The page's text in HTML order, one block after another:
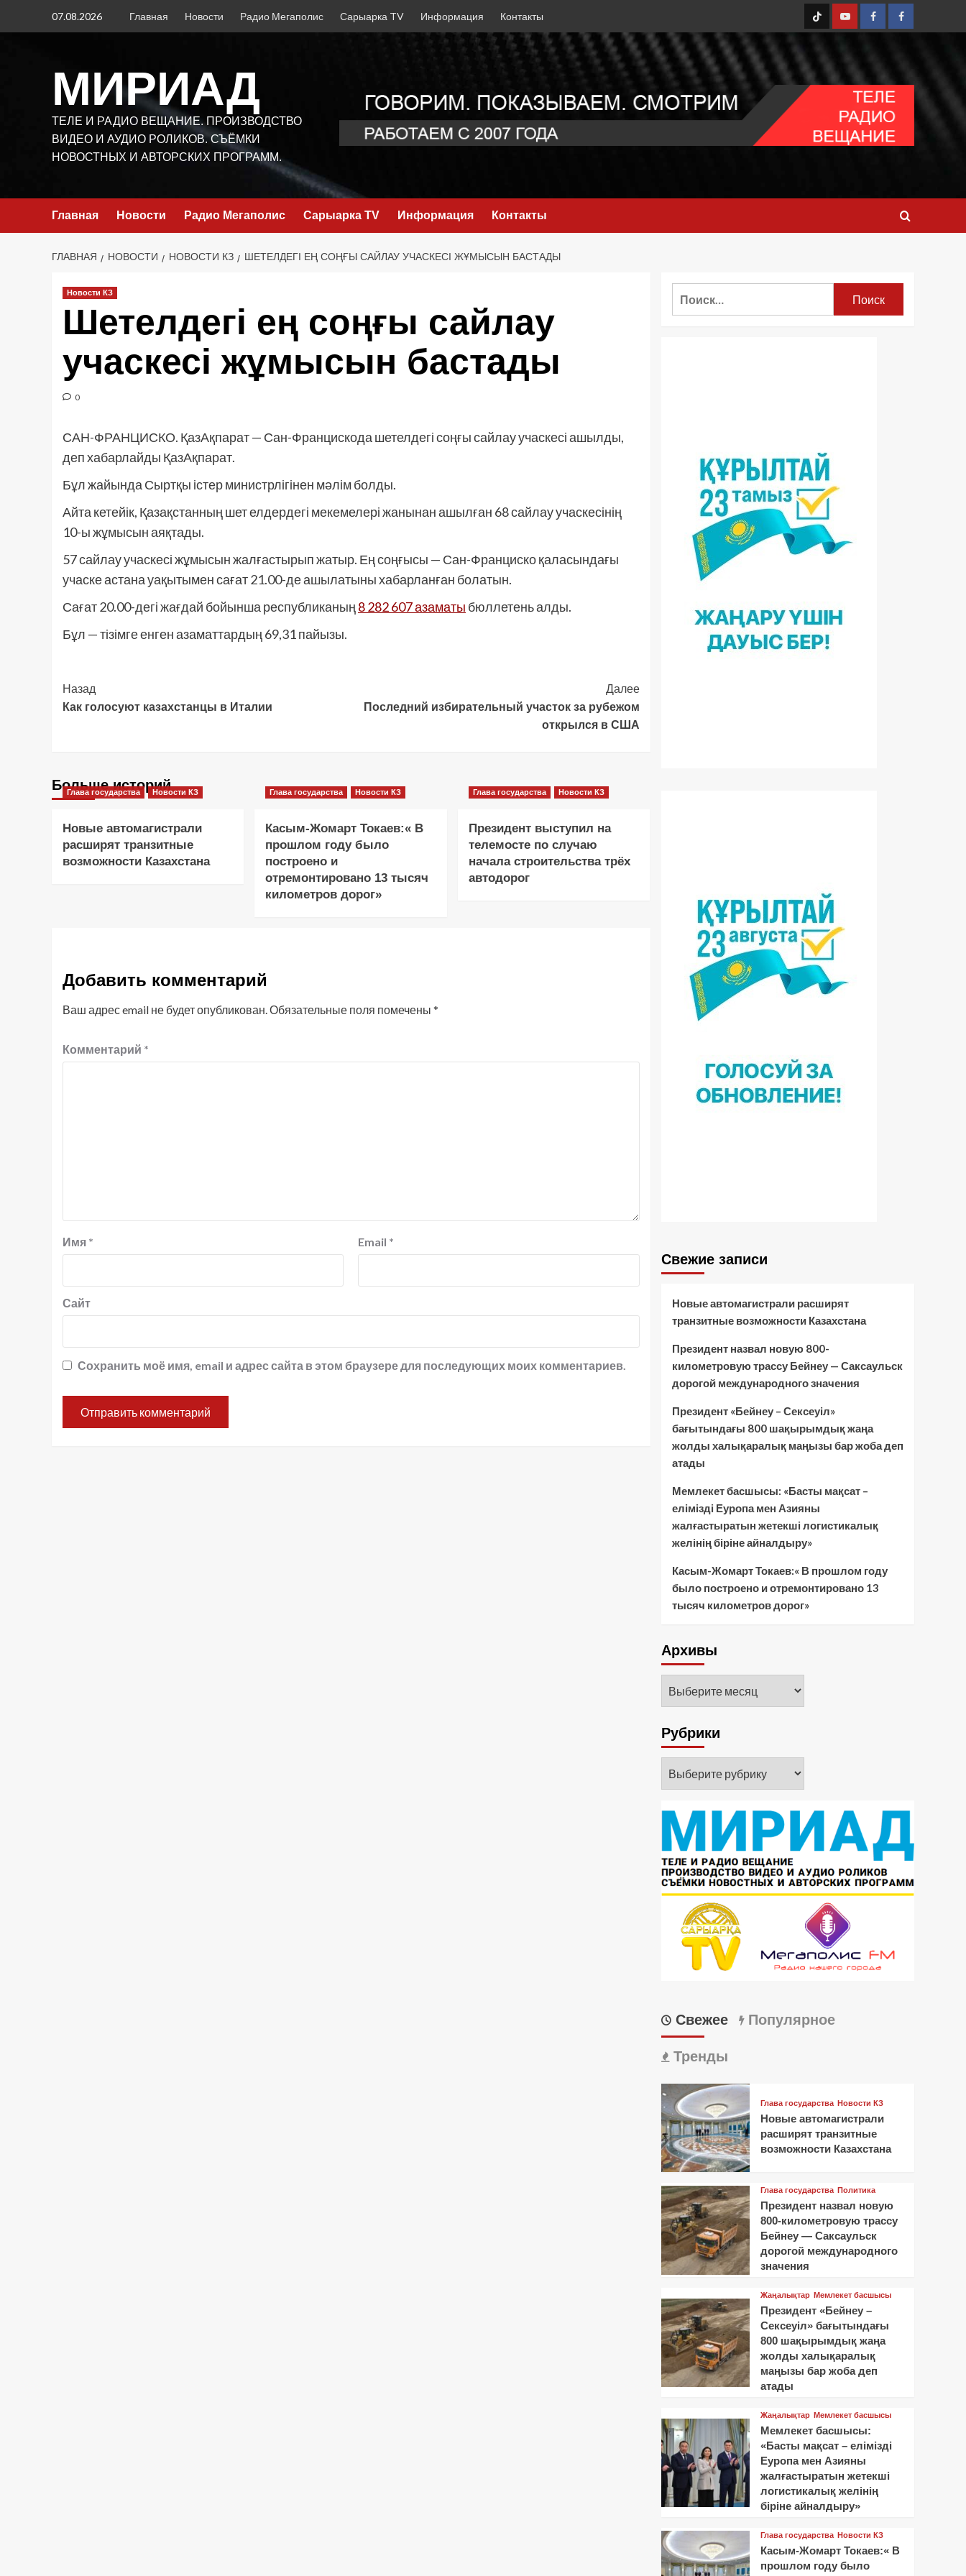
07.08.2026 Главная Новости Радио Мегаполис Сарыарка TV Информация Контакты
TT YoutubeFB1 FB2
МИРИАД
ТЕЛЕ И РАДИО ВЕЩАНИЕ. ПРОИЗВОДСТВО
ВИДЕО И АУДИО РОЛИКОВ. СЪЁМКИ
НОВОСТНЫХ И АВТОРСКИХ ПРОГРАММ.
Главная Новости Радио Мегаполис Сарыарка TV Информация Контакты
ГЛАВНАЯ НОВОСТИ НОВОСТИ КЗ ШЕТЕЛДЕГІ ЕҢ СОҢҒЫ САЙЛАУ УЧАСКЕСІ ЖҰМЫСЫН БАСТАДЫ
Новости КЗ
Шетелдегі ең соңғы сайлау
учаскесі жұмысын бастады
0
САН-ФРАНЦИСКО. ҚазАқпарат — Сан-Францискода шетелдегі соңғы сайлау учаскесі ашылды,
деп хабарлайды ҚазАқпарат.
Бұл жайында Сыртқы істер министрлігінен мәлім болды.
Айта кетейік, Қазақстанның шет елдердегі мекемелері жанынан ашылған 68 сайлау учаскесінің
10-ы жұмысын аяқтады.
57 сайлау учаскесі жұмысын жалғастырып жатыр. Ең соңғысы — Сан-Франциско қаласындағы
учаске астана уақытымен сағат 21.00-де ашылатыны хабарланған болатын.
Сағат 20.00-дегі жағдай бойынша республиканың 8 282 607 азаматы бюллетень алды.
Бұл — тізімге енген азаматтардың 69,31 пайызы.
Post
Navigation
Назад
Как голосуют казахстанцы в Италии
Далее
Последний избирательный участок за рубежом
открылся в США
Больше историй
Глава государства Новости КЗ
Новые автомагистрали
расширят транзитные
возможности Казахстана
Глава государства Новости КЗ
Касым-Жомарт Токаев:« В
прошлом году было
построено и
отремонтировано 13 тысяч
километров дорог»
Глава государства Новости КЗ
Президент выступил на
телемосте по случаю
начала строительства трёх
автодорог
Добавить комментарий
Ваш адрес email не будет опубликован.Обязательные поля помечены *
Комментарий *
Имя * Email *
Сайт
Сохранить моё имя, email и адрес сайта в этом браузере для последующих моих комментариев.
Свежие записи
Новые автомагистрали расширят
транзитные возможности Казахстана
Президент назвал новую 800-
километровую трассу Бейнеу — Саксаульск
дорогой международного значения
Президент «Бейнеу – Сексеуіл»
бағытындағы 800 шақырымдық жаңа
жолды халықаралық маңызы бар жоба деп
атады
Мемлекет басшысы: «Басты мақсат –
елімізді Еуропа мен Азияны
жалғастыратын жетекші логистикалық
желінің біріне айналдыру»
Касым-Жомарт Токаев:« В прошлом году
было построено и отремонтировано 13
тысяч километров дорог»
Архивы
Рубрики
Свежее Популярное
Тренды
Глава государства Новости КЗ
Новые автомагистрали
расширят транзитные
возможности Казахстана
Глава государства Политика
Президент назвал новую
800-километровую трассу
Бейнеу — Саксаульск
дорогой международного
значения
Жаңалықтар Мемлекет басшысы
Президент «Бейнеу –
Сексеуіл» бағытындағы
800 шақырымдық жаңа
жолды халықаралық
маңызы бар жоба деп
атады
Жаңалықтар Мемлекет басшысы
Мемлекет басшысы:
«Басты мақсат – елімізді
Еуропа мен Азияны
жалғастыратын жетекші
логистикалық желінің
біріне айналдыру»
Глава государства Новости КЗ
Касым-Жомарт Токаев:« В
прошлом году было